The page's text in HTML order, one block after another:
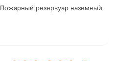
Пожарный резервуар наземный